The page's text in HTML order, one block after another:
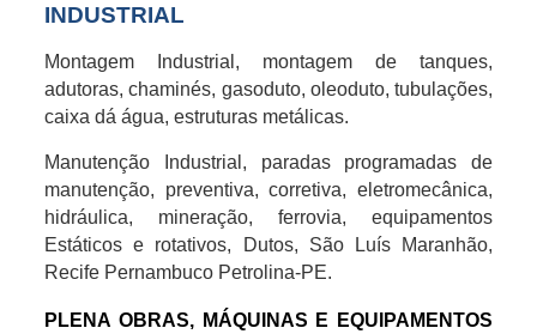
INDUSTRIAL
Montagem Industrial, montagem de tanques,
adutoras, chaminés, gasoduto, oleoduto, tubulações,
caixa dá água, estruturas metálicas.
Manutenção Industrial, paradas programadas de
manutenção, preventiva, corretiva, eletromecânica,
hidráulica, mineração, ferrovia, equipamentos
Estáticos e rotativos, Dutos, São Luís Maranhão,
Recife Pernambuco Petrolina-PE.
PLENA OBRAS, MÁQUINAS E EQUIPAMENTOS